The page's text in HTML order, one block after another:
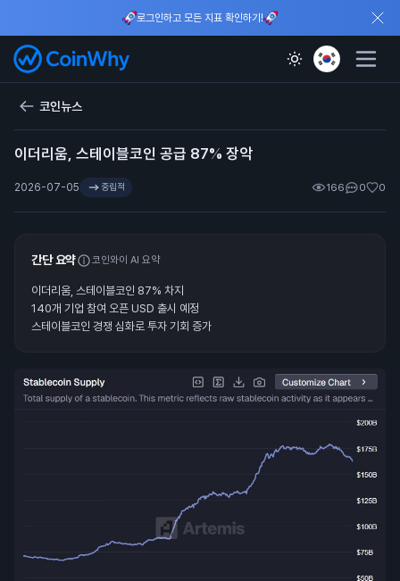
로그인하고 모든 지표 확인하기!
코인뉴스
이더리움, 스테이블코인 공급 87% 장악
2026-07-05 중립적 166 0 0
간단 요약 코인와이 AI 요약
이더리움, 스테이블코인 87% 차지
140개 기업 참여 오픈 USD 출시 예정
스테이블코인 경쟁 심화로 투자 기회 증가